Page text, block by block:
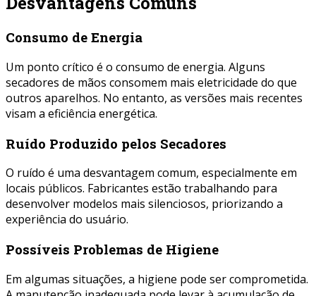
Consumo de Energia
Um ponto crítico é o consumo de energia. Alguns
secadores de mãos consomem mais eletricidade do que
outros aparelhos. No entanto, as versões mais recentes
visam a eficiência energética.
Ruído Produzido pelos Secadores
O ruído é uma desvantagem comum, especialmente em
locais públicos. Fabricantes estão trabalhando para
desenvolver modelos mais silenciosos, priorizando a
experiência do usuário.
Possíveis Problemas de Higiene
Em algumas situações, a higiene pode ser comprometida.